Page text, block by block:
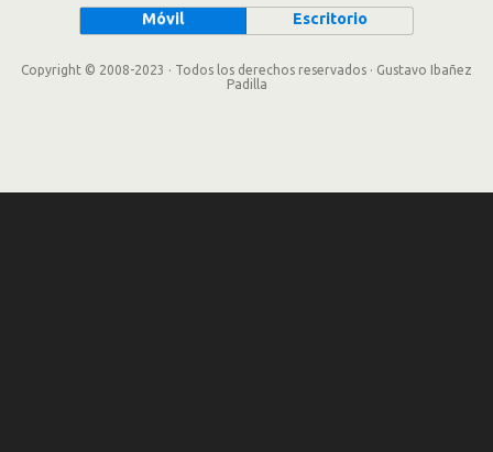
Móvil Escritorio
Copyright © 2008-2023 · Todos los derechos reservados · Gustavo Ibañez
Padilla